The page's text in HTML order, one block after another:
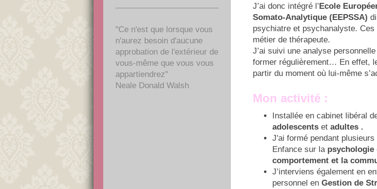
J’ai donc intégré l’Ecole
Somato-Analytique (EEPSSA)
psychiatre et psychanalyste. Ces
métier de thérapeute.
J’ai suivi une analyse
former régulièrement… En effet,
partir du moment où lui-même
Mon activité :
Installée en cabinet libéral
adolescents etadultes .
J'ai formé pendant
Enfance sur la psychologie
comportement et la
J’interviens également en
personnel enGestion de
"Ce n'est que lorsque vous
n'aurez besoin d'aucune
approbation de l'extérieur de
vous-même que vous vous
appartiendrez"
Neale Donald Walsh